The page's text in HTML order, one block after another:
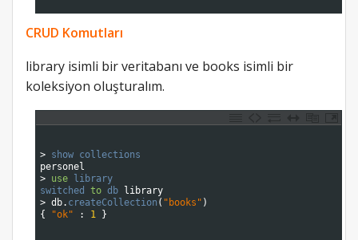
CRUD Komutları
library isimli bir veritabanı ve books isimli bir
koleksiyon oluşturalım.
> show collections
personel
> use library
switched to db library
> db. createCollection ( "books" )
{
"ok" : 1 }